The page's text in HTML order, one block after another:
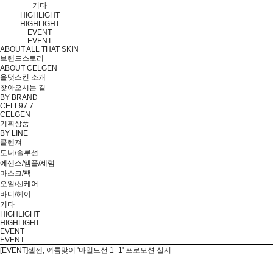
기타
HIGHLIGHT
HIGHLIGHT
EVENT
EVENT
ABOUT ALL THAT SKIN
브랜드스토리
ABOUT CELGEN
올댓스킨 소개
찾아오시는 길
BY BRAND
CELL97.7
CELGEN
기획상품
BY LINE
클렌져
토너/솔루션
에센스/앰플/세럼
마스크/팩
오일/선케어
바디/헤어
기타
HIGHLIGHT
HIGHLIGHT
EVENT
EVENT
[EVENT]셀젠, 여름맞이 '마일드선 1+1' 프로모션 실시